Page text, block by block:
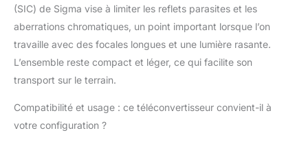
(SIC) de Sigma vise à limiter les reflets parasites et les
aberrations chromatiques, un point important lorsque l’on
travaille avec des focales longues et une lumière rasante.
L’ensemble reste compact et léger, ce qui facilite son
transport sur le terrain.
Compatibilité et usage : ce téléconvertisseur convient-il à
votre configuration ?